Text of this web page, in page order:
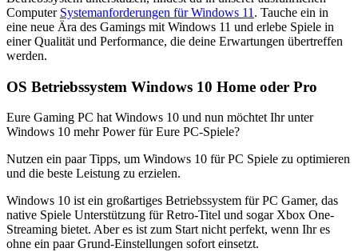
Computer Systemanforderungen für Windows 11 . Tauche ein in
eine neue Ära des Gamings mit Windows 11 und erlebe Spiele in
einer Qualität und Performance, die deine Erwartungen übertreffen
werden.
OS Betriebssystem Windows 10 Home oder Pro
Eure Gaming PC hat Windows 10 und nun möchtet Ihr unter
Windows 10 mehr Power für Eure PC-Spiele?
Nutzen ein paar Tipps, um Windows 10 für PC Spiele zu optimieren
und die beste Leistung zu erzielen.
Windows 10 ist ein großartiges Betriebssystem für PC Gamer, das
native Spiele Unterstützung für Retro-Titel und sogar Xbox One-
Streaming bietet. Aber es ist zum Start nicht perfekt, wenn Ihr es
ohne ein paar Grund-Einstellungen sofort einsetzt.